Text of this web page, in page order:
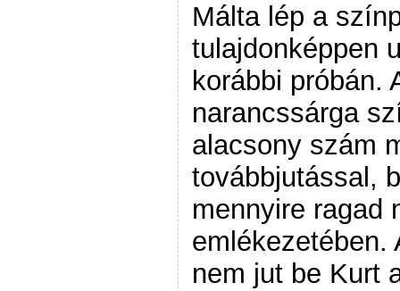
Málta lép a
tulajdonképpen
korábbi próbán.
narancssárga
alacsony szám
továbbjutással,
mennyire ragad
emlékezetében.
nem jut be Kurt